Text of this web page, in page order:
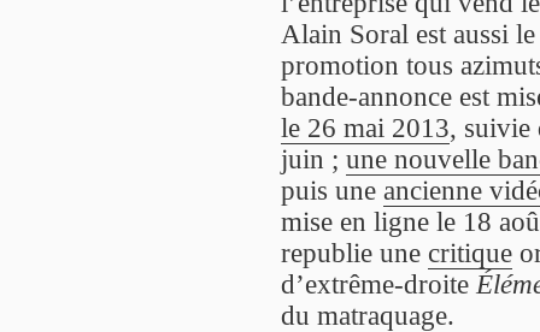
Alain Soral est aussi
promotion tous
bande-annonce est
le 26 mai 2013, suivie
juin ; une nouvelle
puis une ancienne
mise en ligne le 18
republie une critique
d’extrême-droite
du matraquage.